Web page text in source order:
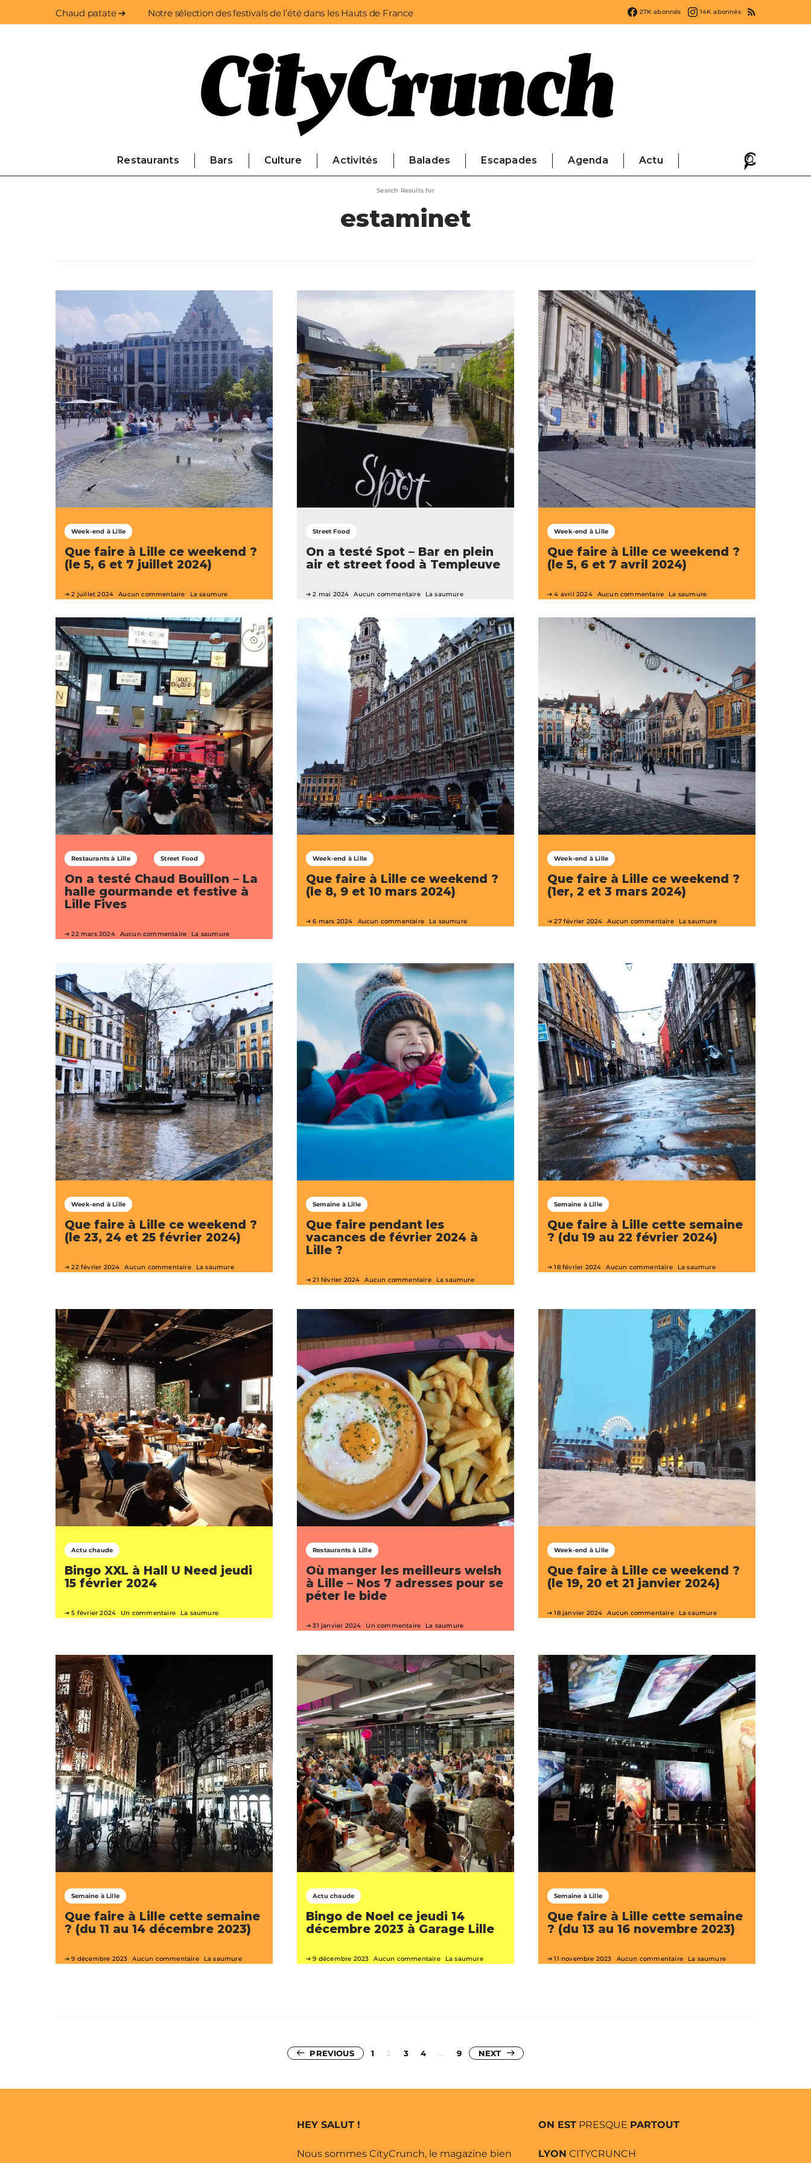
Chaud patate ➔ Notre sélection des festivals de l’été dans les Hauts de France 27K abonnés 14K abonnés
Restaurants Bars Culture Activités Balades Escapades Agenda Actu
Search Results for
estaminet
Week-end à Lille
Que faire à Lille ce weekend ?
(le 5, 6 et 7 juillet 2024)
2 juillet 2024 Aucun commentaire La saumure
Street Food
On a testé Spot – Bar en plein
air et street food à Templeuve
2 mai 2024 Aucun commentaire La saumure
Week-end à Lille
Que faire à Lille ce weekend ?
(le 5, 6 et 7 avril 2024)
4 avril 2024 Aucun commentaire La saumure
Restaurants à Lille Street Food
On a testé Chaud Bouillon – La
halle gourmande et festive à
Lille Fives
22 mars 2024 Aucun commentaire La saumure
Week-end à Lille
Que faire à Lille ce weekend ?
(le 8, 9 et 10 mars 2024)
6 mars 2024 Aucun commentaire La saumure
Week-end à Lille
Que faire à Lille ce weekend ?
(1er, 2 et 3 mars 2024)
27 février 2024 Aucun commentaire La saumure
Week-end à Lille
Que faire à Lille ce weekend ?
(le 23, 24 et 25 février 2024)
22 février 2024 Aucun commentaire La saumure
Semaine à Lille
Que faire pendant les
vacances de février 2024 à
Lille ?
21 février 2024 Aucun commentaire La saumure
Semaine à Lille
Que faire à Lille cette semaine
? (du 19 au 22 février 2024)
18 février 2024 Aucun commentaire La saumure
Actu chaude
Bingo XXL à Hall U Need jeudi
15 février 2024
5 février 2024 Un commentaire La saumure
Restaurants à Lille
Où manger les meilleurs welsh
à Lille – Nos 7 adresses pour se
péter le bide
31 janvier 2024 Un commentaire La saumure
Week-end à Lille
Que faire à Lille ce weekend ?
(le 19, 20 et 21 janvier 2024)
18 janvier 2024 Aucun commentaire La saumure
Semaine à Lille
Que faire à Lille cette semaine
? (du 11 au 14 décembre 2023)
9 décembre 2023 Aucun commentaire La saumure
Actu chaude
Bingo de Noel ce jeudi 14
décembre 2023 à Garage Lille
9 décembre 2023 Aucun commentaire La saumure
Semaine à Lille
Que faire à Lille cette semaine
? (du 13 au 16 novembre 2023)
11 novembre 2023 Aucun commentaire La saumure
Pagination
publications
PREVIOUS 1 2 3 4 … 9 NEXT
HEY SALUT !
Nous sommes CityCrunch, le magazine bien
ON EST PRESQUE PARTOUT
LYON CITYCRUNCH